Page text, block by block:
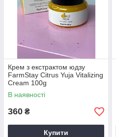
Крем з екстрактом юдзу
FarmStay Citrus Yuja Vitalizing
Cream 100g
В наявності
360 ₴
Купити